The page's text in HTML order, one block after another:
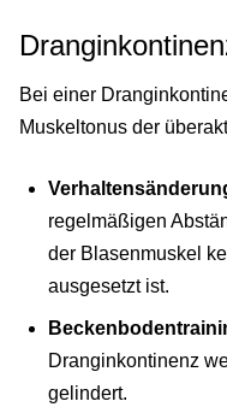
Bei einer
Muskeltonus der
regelmäßigen
der Blasenmuskel
ausgesetzt ist.
Dranginkontinenz
gelindert.